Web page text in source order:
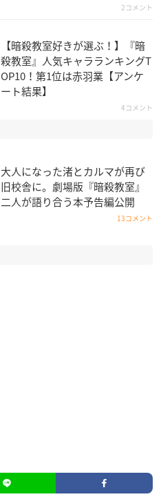
2コメント
【暗殺教室好きが選ぶ！】『暗
殺教室』人気キャラランキングT
OP10！第1位は赤羽業【アンケ
ート結果】
4コメント
大人になった渚とカルマが再び
旧校舎に。劇場版『暗殺教室』
二人が語り合う本予告編公開
13コメント